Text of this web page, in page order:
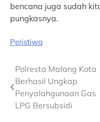
bencana juga sudah
pungkasnya.
Peristiwa
Post
navigation
Polresta Malang Kota
Berhasil Ungkap
Penyalahgunaan Gas
LPG Bersubsidi